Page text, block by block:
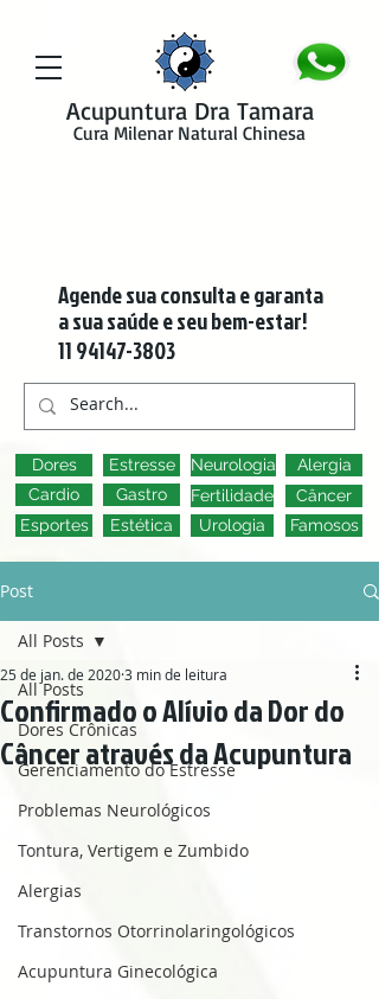
Acupuntura Dra Tamara
Cura Milenar Natural Chinesa
Agende sua consulta e garanta
a sua saúde e seu bem-estar!
11 94147-3803
Dores
Cardio
Esportes
Estresse
Gastro
Estética
Neurologia
Fertilidade
Urologia
Alergia
Câncer
Famosos
Post
All Posts
Dores Crônicas
Gerenciamento do Estresse
Problemas Neurológicos
Tontura, Vertigem e Zumbido
Alergias
Transtornos Otorrinolaringológicos
Acupuntura Ginecológica
All Posts
Confirmado o Alívio da Dor do
Câncer através da Acupuntura
25 de jan. de 20203 min de leitura